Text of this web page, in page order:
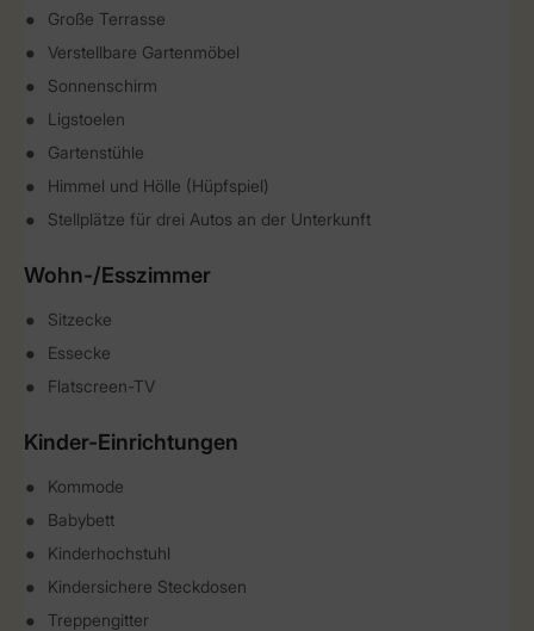
Große Terrasse
Verstellbare Gartenmöbel
Sonnenschirm
Ligstoelen
Gartenstühle
Himmel und Hölle (Hüpfspiel)
Stellplätze für drei Autos an der Unterkunft
Wohn-/Esszimmer
Sitzecke
Essecke
Flatscreen-TV
Kinder-Einrichtungen
Kommode
Babybett
Kinderhochstuhl
Kindersichere Steckdosen
Treppengitter